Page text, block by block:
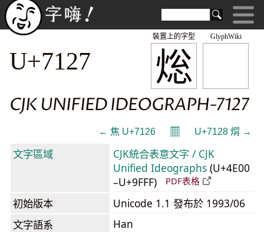
GlyphWiki
焧
裝置上的字型
U+7127
CJK UNIFIED IDEOGRAPH-7127
← 焦 U+7126 𝄜 U+7128 焨 →
文字區域
CJK統合表意文字 / CJK
Unified Ideographs (U+4E00
–U+9FFF)
PDF表格
初始版本
Unicode 1.1 發布於 1993/06
文字語系
Han